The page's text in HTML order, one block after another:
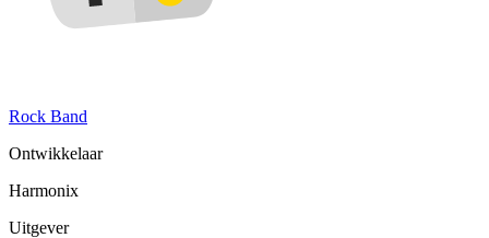
Rock Band
Ontwikkelaar
Harmonix
Uitgever